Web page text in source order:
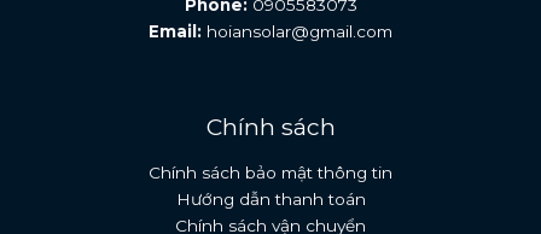
Phone:0905583073
Email: hoiansolar@gmail.com
Chính sách
Chính sách bảo mật thông tin
Hướng dẫn thanh toán
Chính sách vận chuyển